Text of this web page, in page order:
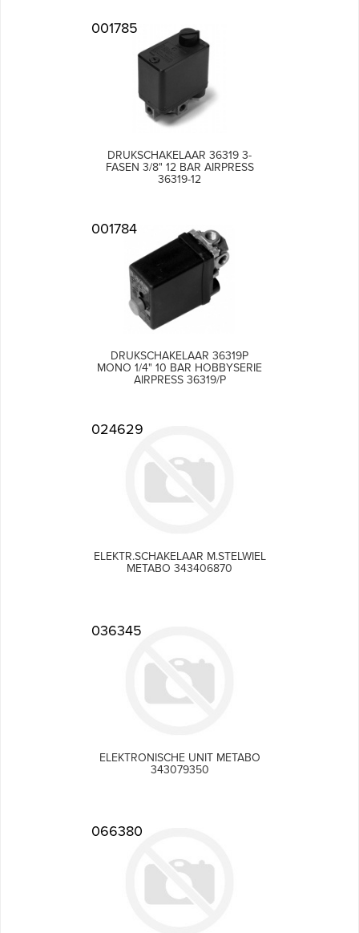
001785
DRUKSCHAKELAAR 36319 3-
FASEN 3/8" 12 BAR AIRPRESS
36319-12
001784
DRUKSCHAKELAAR 36319P
MONO 1/4" 10 BAR HOBBYSERIE
AIRPRESS 36319/P
024629
ELEKTR.SCHAKELAAR M.STELWIEL
METABO 343406870
036345
ELEKTRONISCHE UNIT METABO
343079350
066380